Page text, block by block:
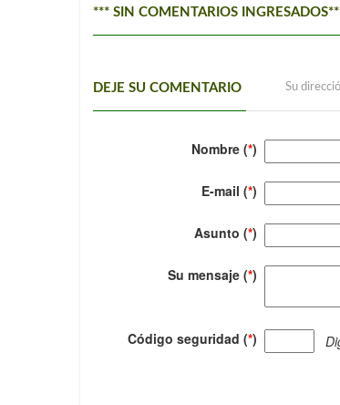
*** SIN COMENTARIOS
DEJE SU COMENTARIO Su
Nombre (*)
E-mail (*)
Asunto (*)
Su mensaje (*)
Código seguridad (*)